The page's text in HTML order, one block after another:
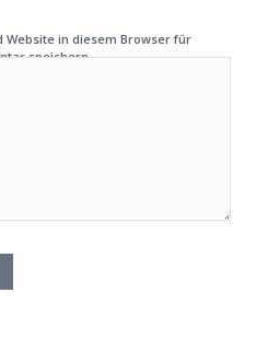
Website in diesem Browser für
speichern.